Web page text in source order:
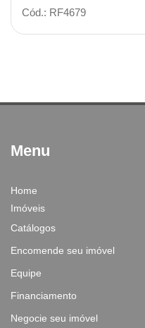
Cód.: RF4679
Menu
Home
Imóveis
Catálogos
Encomende seu imóvel
Equipe
Financiamento
Negocie seu imóvel